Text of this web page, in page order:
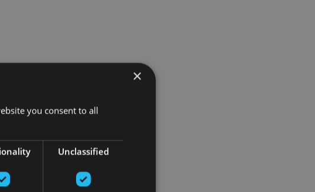
×
you consent to all
Unclassified